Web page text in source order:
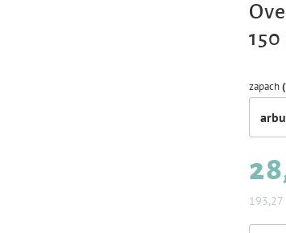
zapach